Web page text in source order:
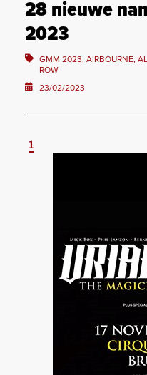
28 nieuwe
2023
GMM 2023, AIRBOURNE,
ROW
23/02/2023
1